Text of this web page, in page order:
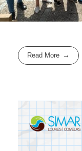
Read More